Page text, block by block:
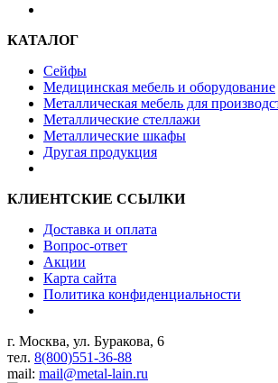
КАТАЛОГ
Сейфы
Медицинская мебель и оборудование
Металлическая мебель для
Металлические стеллажи
Металлические шкафы
Другая продукция
КЛИЕНТСКИЕ ССЫЛКИ
Доставка и оплата
Вопрос-ответ
Акции
Карта сайта
Политика конфиденциальности
г. Москва, ул. Буракова, 6
тел. 8(800)551-36-88
mail: mail@metal-lain.ru